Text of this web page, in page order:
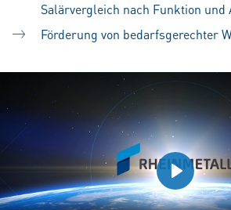
Salärvergleich nach Funktion und
Förderung von bedarfsgerechter
Play